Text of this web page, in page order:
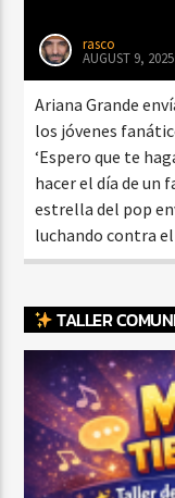
rasco
AUGUST 9, 2025
Ariana Grande
los jóvenes
‘Espero que te
hacer el día de un
estrella del pop
luchando contra
TALLER